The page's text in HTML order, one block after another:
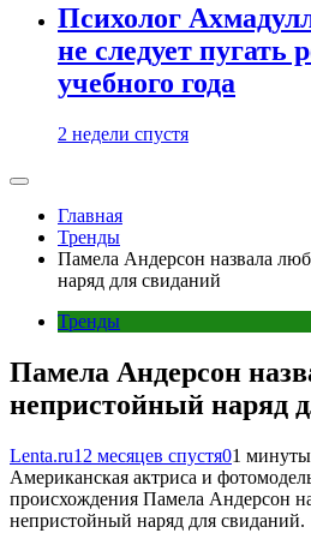
Психолог
не следует пугать
учебного года
2 недели спустя
Главная
Тренды
Памела Андерсон назвала
наряд для свиданий
Тренды
Памела Андерсон
непристойный наряд
Lenta.ru12 месяцев спустя01 минуты
Американская актриса и
происхождения Памела Андерсон
непристойный наряд для свиданий.